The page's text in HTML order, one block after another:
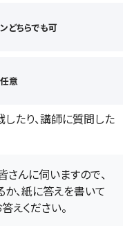
どちらでも可
意
たり、講師に質問した
さんに伺いますので、
か、紙に答えを書いて
えください。